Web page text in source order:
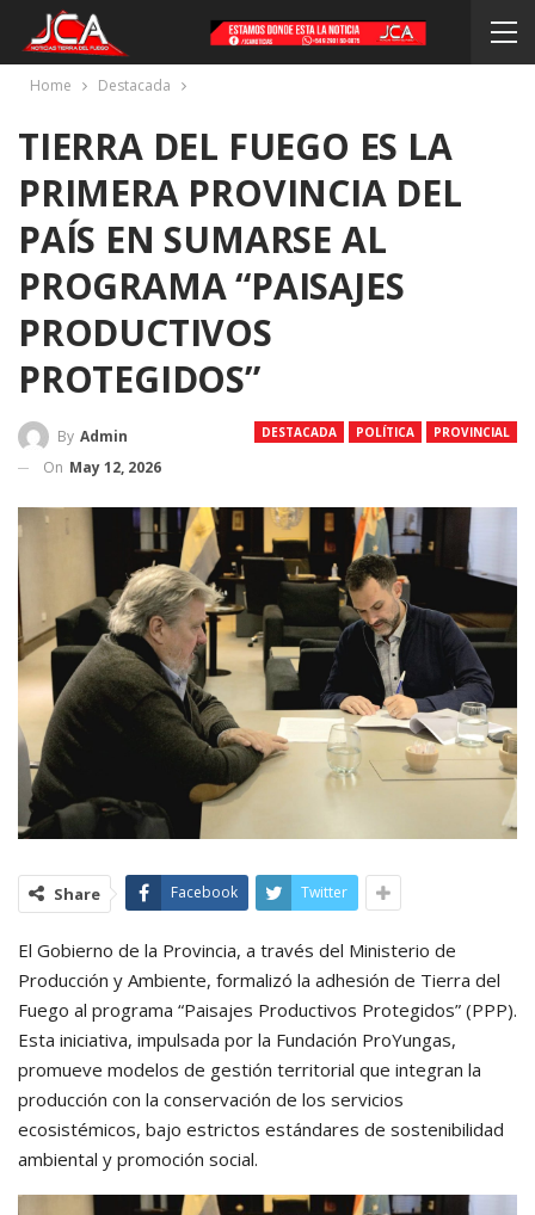
Home Destacada
TIERRA DEL FUEGO ES LA
PRIMERA PROVINCIA DEL
PAÍS EN SUMARSE AL
PROGRAMA “PAISAJES
PRODUCTIVOS
PROTEGIDOS”
DESTACADA POLÍTICA PROVINCIAL
By Admin
On May 12, 2026
Share Facebook Twitter
El Gobierno de la Provincia, a través del Ministerio de
Producción y Ambiente, formalizó la adhesión de Tierra del
Fuego al programa “Paisajes Productivos Protegidos” (PPP).
Esta iniciativa, impulsada por la Fundación ProYungas,
promueve modelos de gestión territorial que integran la
producción con la conservación de los servicios
ecosistémicos, bajo estrictos estándares de sostenibilidad
ambiental y promoción social.